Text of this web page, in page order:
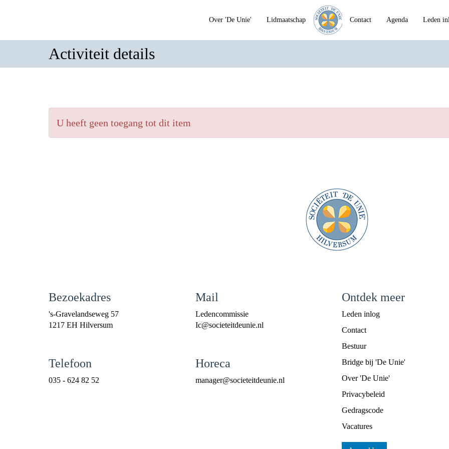
Over 'De Unie' Lidmaatschap Contact Agenda Leden
Activiteit details
U heeft geen toegang tot dit item
Bezoekadres
's-Gravelandseweg 57
1217 EH Hilversum
Telefoon
035 - 624 82 52
Mail
Ledencommissie
cI@societeitdeunie.nl
Horeca
reganam@societeitdeunie.nl
Ontdek meer
Leden inlog
Contact
Bestuur
Bridge bij 'De Unie'
Over 'De Unie'
Privacybeleid
Gedragscode
Vacatures